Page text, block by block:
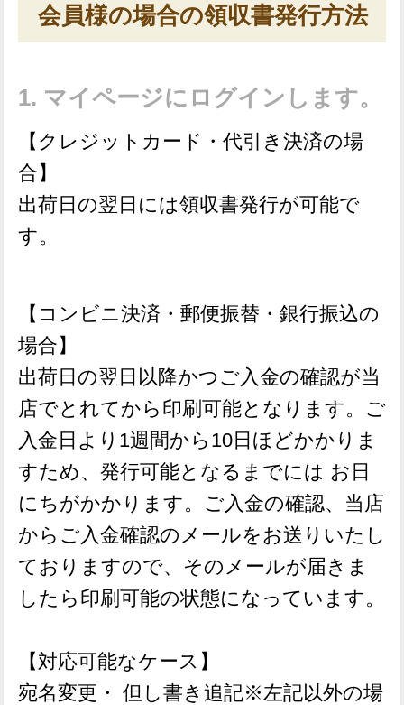
会員様の場合の領収書発行方法
マイページにログインします。
【クレジットカード・代引き決済の場
合】
出荷日の翌日には領収書発行が可能で
す。
【コンビニ決済・郵便振替・銀行振込の
場合】
出荷日の翌日以降かつご入金の確認が当
店でとれてから印刷可能となります。ご
入金日より1週間から10日ほどかかりま
すため、発行可能となるまでには お日
にちがかかります。ご入金の確認、当店
からご入金確認のメールをお送りいたし
ておりますので、そのメールが届きま
したら印刷可能の状態になっています。
【対応可能なケース】
宛名変更・ 但し書き追記※左記以外の場